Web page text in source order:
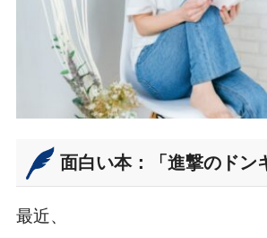
面白い本：「進撃のドン
最近、